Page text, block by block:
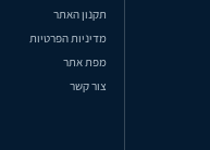
תקנון האתר
מדיניות הפרטיות
מפת אתר
צור קשר